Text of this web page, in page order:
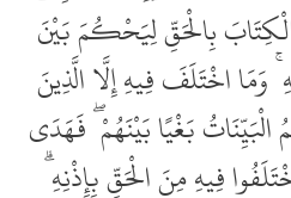
بِالْحَقِّ لِيَحْكُمَ بَيْنَ
وَمَا اخْتَلَفَ فِيهِ إِلَّا الَّذِينَ
بَغْيًا بَيْنَهُمْ ۖ فَهَدَى
فِيهِ مِنَ الْحَقِّ بِإِذْنِهِ